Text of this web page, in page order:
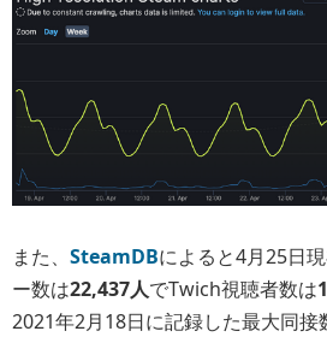
また、 SteamDBによると4月25日
ー数は22,437人でTwich視聴者数は
2021年2月18日に記録した最大同接